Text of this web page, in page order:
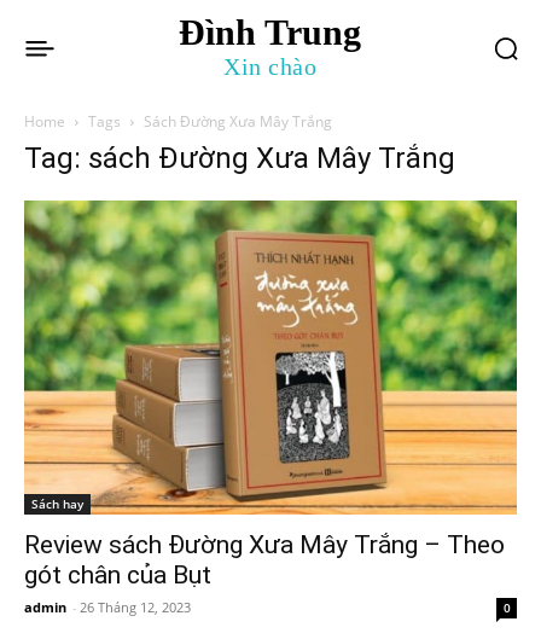
Đình Trung
Xin chào
Home Tags Sách Đường Xưa Mây Trắng
Tag: sách Đường Xưa Mây Trắng
Sách hay
Review sách Đường Xưa Mây Trắng – Theo
gót chân của Bụt
admin - 26 Tháng 12, 2023 0